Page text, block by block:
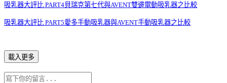
吸乳器大評比 PART4貝瑞克第七代與AVENT雙邊電動吸乳器之比較
吸乳器大評比 PART5愛多手動吸乳器與AVENT手動吸乳器之比較
載入更多